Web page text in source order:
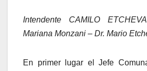
Intendente CAMILO
Mariana Monzani – Dr. Mario
En primer lugar el Jefe